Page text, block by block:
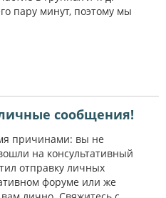
пару минут, поэтому мы
сообщения!
причинами: вы не
на консультативный
отправку личных
форуме или же